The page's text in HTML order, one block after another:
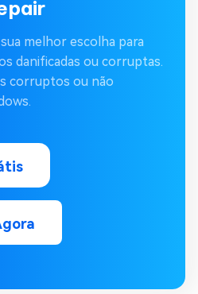
melhor escolha para
danificadas ou corruptas.
corruptos ou não